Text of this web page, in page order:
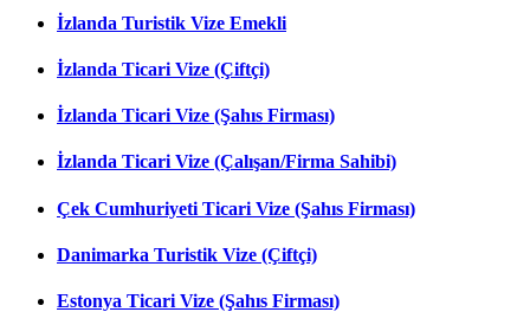
İzlanda Turistik Vize Emekli
İzlanda Ticari Vize (Çiftçi)
İzlanda Ticari Vize (Şahıs Firması)
İzlanda Ticari Vize (Çalışan/Firma Sahibi)
Çek Cumhuriyeti Ticari Vize (Şahıs Firması)
Danimarka Turistik Vize (Çiftçi)
Estonya Ticari Vize (Şahıs Firması)